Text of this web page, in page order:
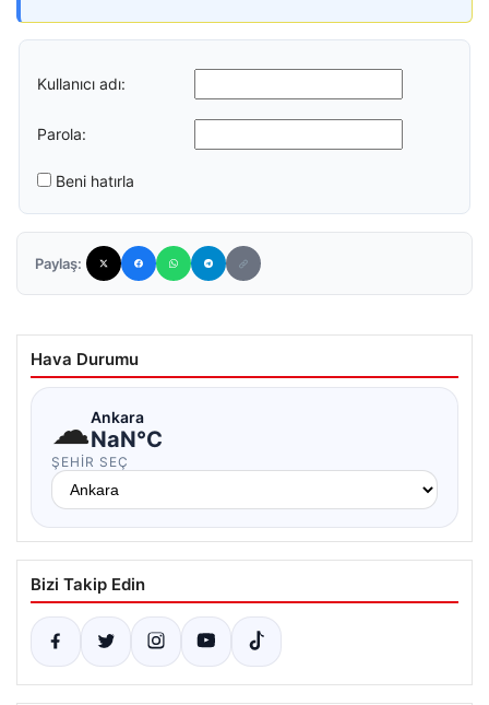
Kullanıcı adı:
Parola:
Beni hatırla
Paylaş:
Hava Durumu
☁Ankara
NaN°C
ŞEHIR SEÇ
Bizi Takip Edin